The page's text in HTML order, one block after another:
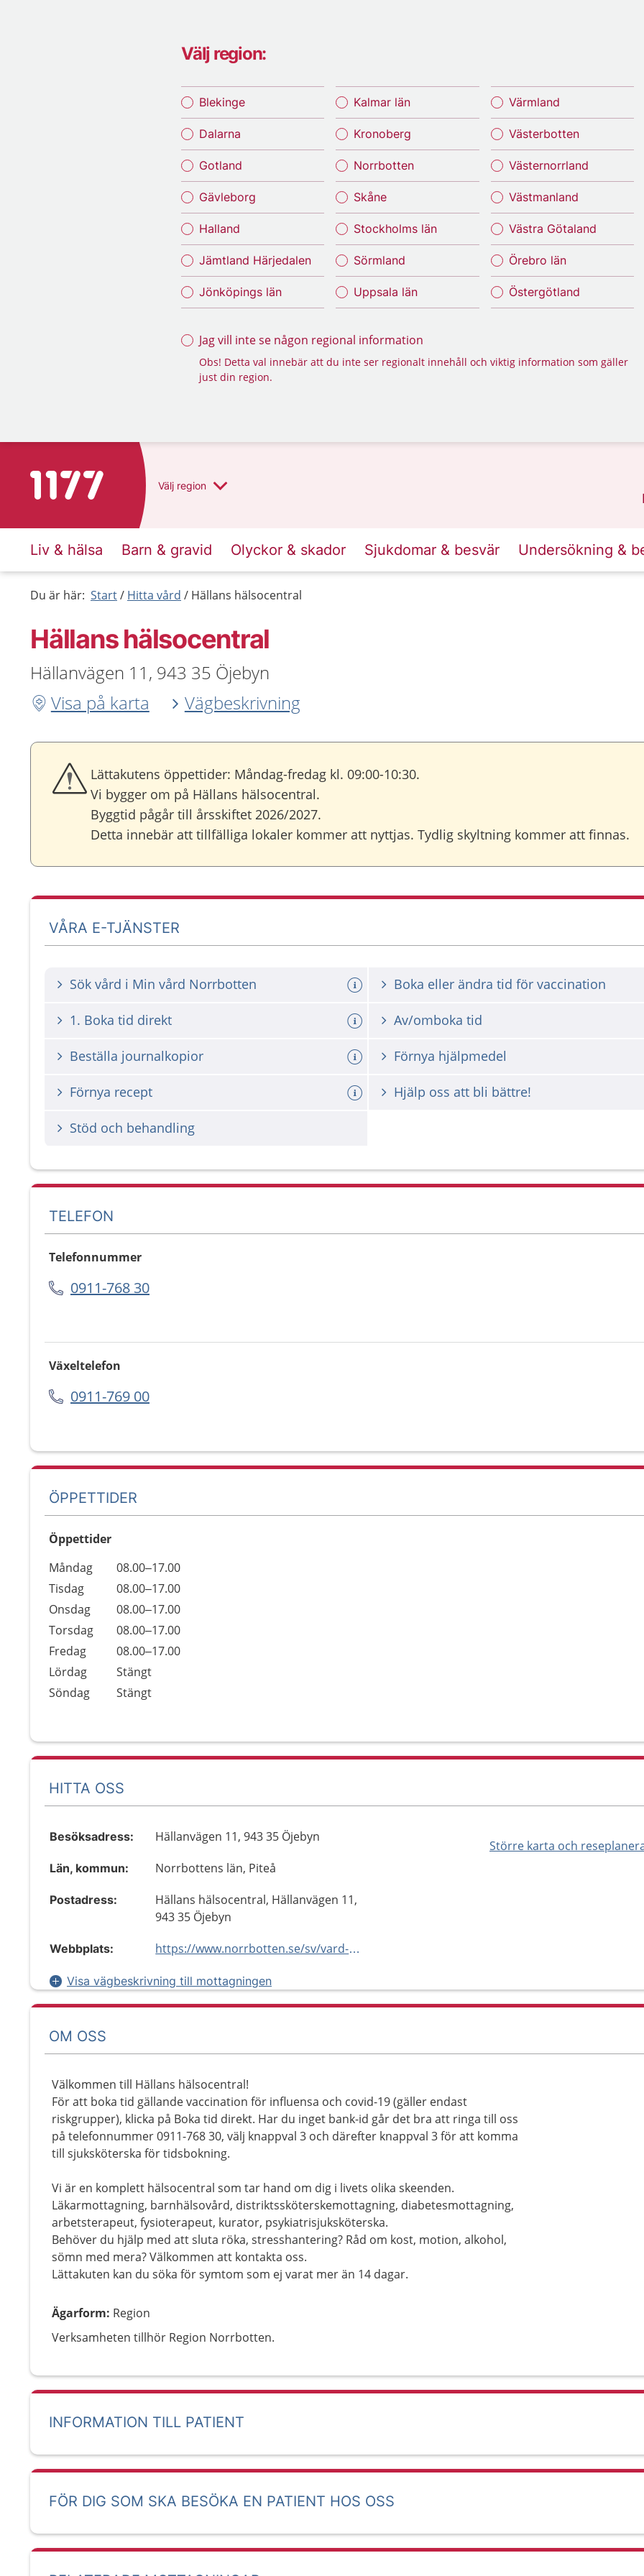
Välj region:
Blekinge
Dalarna
Gotland
Gävleborg
Halland
Jämtland Härjedalen
Jönköpings län
Kalmar län
Kronoberg
Norrbotten
Skåne
Stockholms län
Sörmland
Uppsala län
Värmland
Västerbotten
Västernorrland
Västmanland
Västra Götaland
Örebro län
Östergötland
Jag vill inte se någon regional information
Obs! Detta val innebär att du inte ser regionalt innehåll och viktig information som gäller
just din region.
Till startsidan för 1177 Välj region
Liv & hälsa Barn & gravid Olyckor & skador Sjukdomar & besvär Undersökning &
Du är här: Start Hitta vård Hällans hälsocentral
Hällans hälsocentral
Hällanvägen 11, 943 35 Öjebyn
Visa på karta
Vägbeskrivning
Lättakutens öppettider: Måndag-fredag kl. 09:00-10:30.
Vi bygger om på Hällans hälsocentral.
Byggtid pågår till årsskiftet 2026/2027.
Detta innebär att tillfälliga lokaler kommer att nyttjas. Tydlig skyltning kommer att finnas.
VÅRA E-TJÄNSTER
Sök vård i Min vård Norrbotten Boka eller ändra tid för vaccination
1. Boka tid direkt Av/omboka tid
Beställa journalkopior Förnya hjälpmedel
Förnya recept Hjälp oss att bli bättre!
Stöd och behandling
TELEFON
Telefonnummer
0911-768 30
Växeltelefon
0911-769 00
ÖPPETTIDER
Öppettider
Dag
Öppettider
Kommentarer
Måndag
08.00–17.00
Tisdag
08.00–17.00
Onsdag
08.00–17.00
Torsdag
08.00–17.00
Fredag
08.00–17.00
Lördag
Stängt
Söndag
Stängt
HITTA OSS
Större karta och
Besöksadress: Hällanvägen 11, 943 35 Öjebyn
Län, kommun: Norrbottens län, Piteå
Postadress:
Hällans hälsocentral, Hällanvägen 11,
943 35 Öjebyn
Webbplats: https://www.norrbotten.se/sv/vard-och-halsa/vara-vardenheter/halsocentraler/hallans-halsocentral/
Visa vägbeskrivning till mottagningen
OM OSS
Välkommen till Hällans hälsocentral!
För att boka tid gällande vaccination för influensa och covid-19 (gäller endast
riskgrupper), klicka på Boka tid direkt. Har du inget bank-id går det bra att ringa till oss
på telefonnummer 0911-768 30, välj knappval 3 och därefter knappval 3 för att komma
till sjuksköterska för tidsbokning.
Vi är en komplett hälsocentral som tar hand om dig i livets olika skeenden.
Läkarmottagning, barnhälsovård, distriktssköterskemottagning, diabetesmottagning,
arbetsterapeut, fysioterapeut, kurator, psykiatrisjuksköterska.
Behöver du hjälp med att sluta röka, stresshantering? Råd om kost, motion, alkohol,
sömn med mera? Välkommen att kontakta oss.
Lättakuten kan du söka för symtom som ej varat mer än 14 dagar.
Ägarform: Region
Verksamheten tillhör Region Norrbotten.
INFORMATION TILL PATIENT
FÖR DIG SOM SKA BESÖKA EN PATIENT HOS OSS